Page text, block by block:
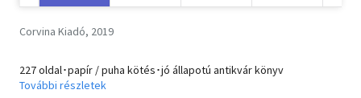
Corvina Kiadó, 2019
227 oldal･papír / puha kötés･jó állapotú antikvár könyv
További részletek